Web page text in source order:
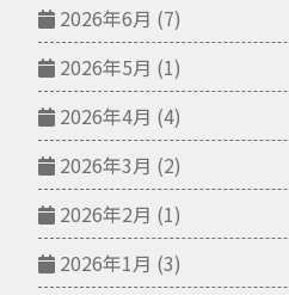
2026年6月 (7)
2026年5月 (1)
2026年4月 (4)
2026年3月 (2)
2026年2月 (1)
2026年1月 (3)